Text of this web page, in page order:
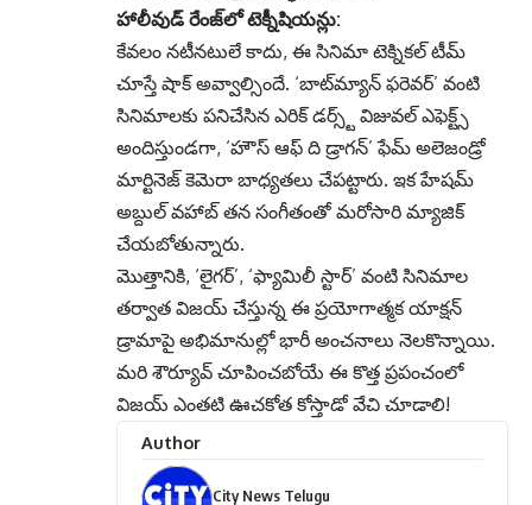
హాలీవుడ్ రేంజ్‌లో టెక్నీషియన్లు:
కేవలం నటీనటులే కాదు, ఈ సినిమా టెక్నికల్ టీమ్
చూస్తే షాక్ అవ్వాల్సిందే. ‘బాట్‌మ్యాన్ ఫరెవర్’ వంటి
సినిమాలకు పనిచేసిన ఎరిక్ డర్స్ట్ విజువల్ ఎఫెక్ట్స్
అందిస్తుండగా, ‘హౌస్ ఆఫ్ ది డ్రాగన్’ ఫేమ్ అలెజండ్రో
మార్టినెజ్ కెమెరా బాధ్యతలు చేపట్టారు. ఇక హేషమ్
అబ్దుల్ వహాబ్ తన సంగీతంతో మరోసారి మ్యాజిక్
చేయబోతున్నారు.
మొత్తానికి, ‘లైగర్’, ‘ఫ్యామిలీ స్టార్’ వంటి సినిమాల
తర్వాత విజయ్ చేస్తున్న ఈ ప్రయోగాత్మక యాక్షన్
డ్రామాపై అభిమానుల్లో భారీ అంచనాలు నెలకొన్నాయి.
మరి శౌర్యూవ్ చూపించబోయే ఈ కొత్త ప్రపంచంలో
విజయ్ ఎంతటి ఊచకోత కోస్తాడో వేచి చూడాలి!
Author
City News Telugu